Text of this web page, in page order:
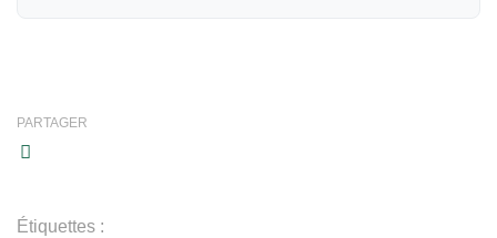
PARTAGER
Étiquettes :